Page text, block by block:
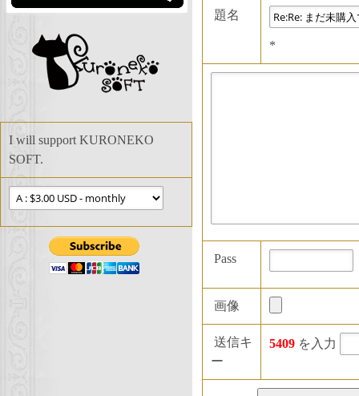
I will support KURONEKO
SOFT.
題名
*
Pass
画像
送信キ
ー
5409 を入力